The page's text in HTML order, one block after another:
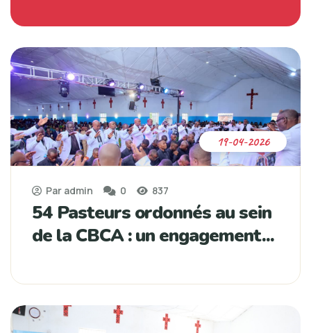
19-04-2026
Par admin 0 837
54 Pasteurs ordonnés au sein
de la CBCA : un engagement...